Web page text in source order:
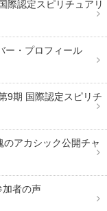
際認定スピリチュアリ
ー・プロフィール
9期 国際認定スピリチ
アカシック公開チャ
加者の声